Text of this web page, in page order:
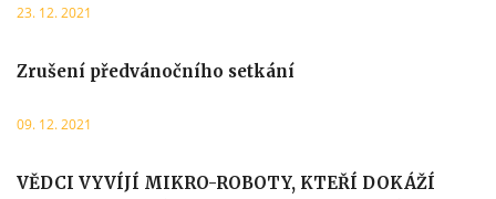
23. 12. 2021
Zrušení předvánočního setkání
09. 12. 2021
VĚDCI VYVÍJÍ MIKRO-ROBOTY, KTEŘÍ DOKÁŽÍ